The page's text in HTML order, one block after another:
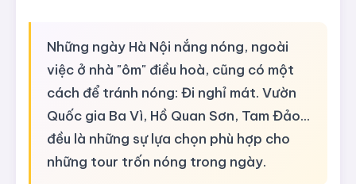
Những ngày Hà Nội nắng nóng, ngoài
việc ở nhà "ôm" điều hoà, cũng có một
cách để tránh nóng: Đi nghỉ mát. Vườn
Quốc gia Ba Vì, Hồ Quan Sơn, Tam Đảo...
đều là những sự lựa chọn phù hợp cho
những tour trốn nóng trong ngày.